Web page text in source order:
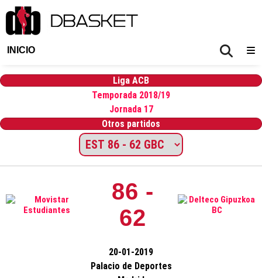
INICIO
Liga ACB
Temporada 2018/19
Jornada 17
Otros partidos
86 -
62
20-01-2019
Palacio de Deportes